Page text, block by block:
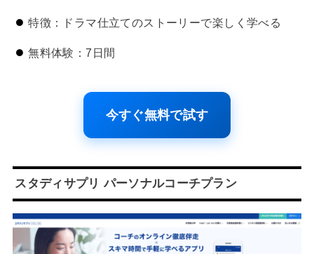
特徴：ドラマ仕立てのストーリーで楽しく学べる
無料体験：7日間
今すぐ無料で試す
スタディサプリ パーソナルコーチプラン